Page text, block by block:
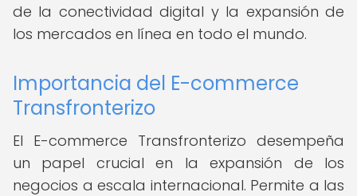
de la conectividad digital y la expansión de
los mercados en línea en todo el mundo.
Importancia del E-commerce
Transfronterizo
El E-commerce Transfronterizo desempeña
un papel crucial en la expansión de los
negocios a escala internacional. Permite a las